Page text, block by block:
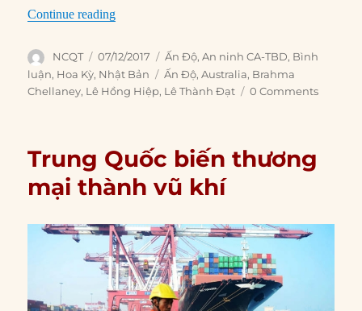
Continue reading“Tầm quan trọng của ‘Bộ Tứ’ trong an ninh
Author
NCQT
Posted
on
07/12/2017 Categories
Ấn Độ,An ninh CA-TBD, Bình
luận, Hoa Kỳ, Nhật Bản Tags
Ấn Độ,Australia, Brahma
Chellaney, Lê Hồng Hiệp, Lê Thành Đạt 0 Comments
Trung Quốc biến thương
mại thành vũ khí